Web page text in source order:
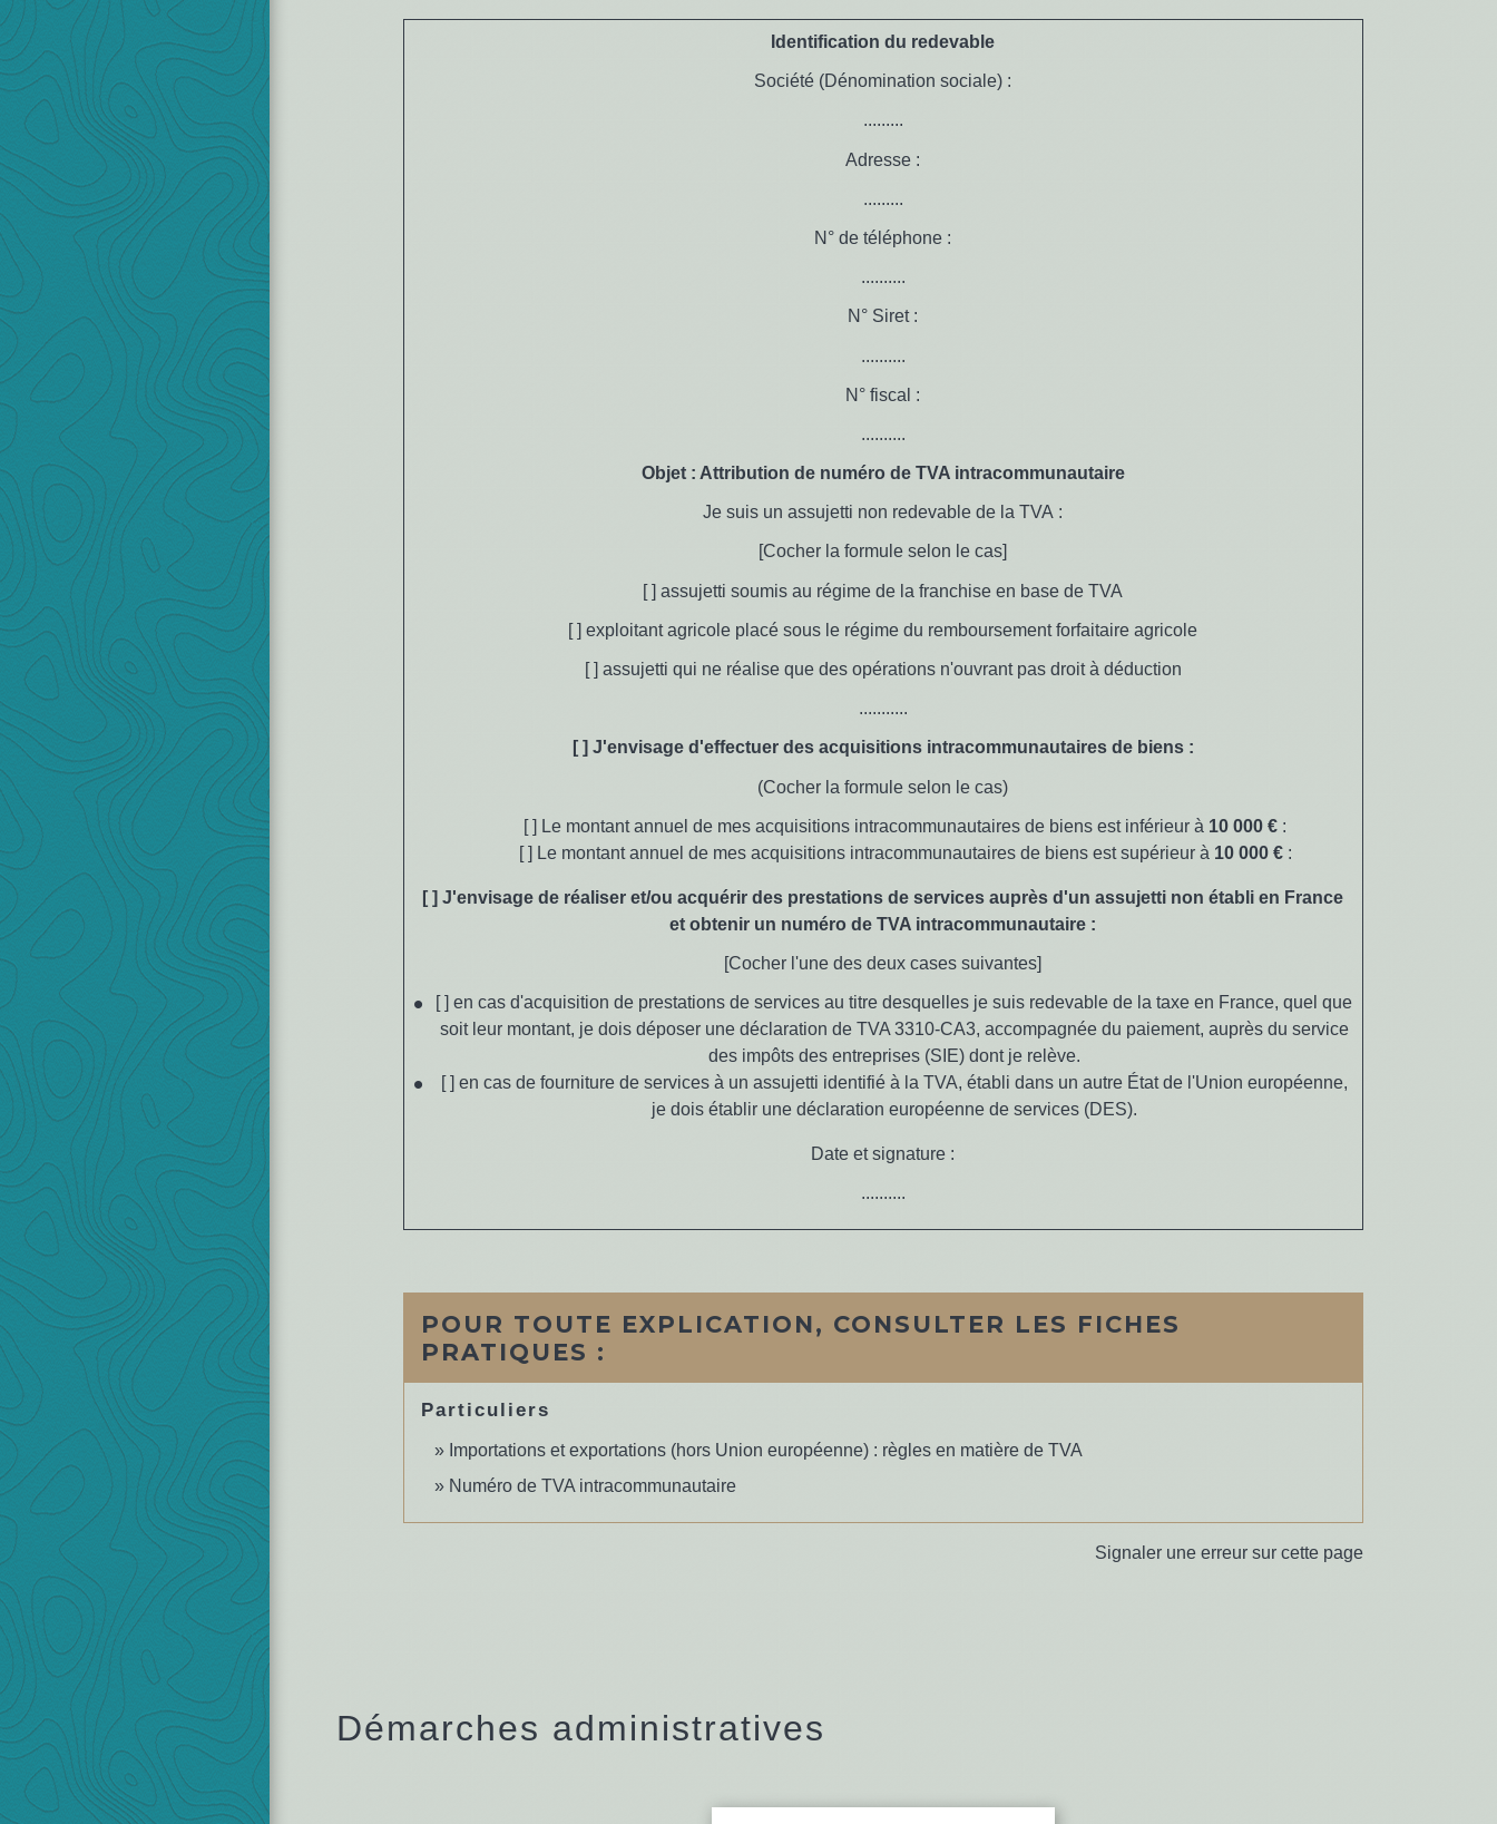
Identification du redevable
Société (Dénomination sociale) :
.........
Adresse :
.........
N° de téléphone :
..........
N° Siret :
..........
N° fiscal :
..........
Objet : Attribution de numéro de TVA intracommunautaire
Je suis un assujetti non redevable de la TVA :
[Cocher la formule selon le cas]
[ ] assujetti soumis au régime de la franchise en base de TVA
[ ] exploitant agricole placé sous le régime du remboursement forfaitaire agricole
[ ] assujetti qui ne réalise que des opérations n'ouvrant pas droit à déduction
...........
[ ] J'envisage d'effectuer des acquisitions intracommunautaires de biens :
(Cocher la formule selon le cas)
[ ] Le montant annuel de mes acquisitions intracommunautaires de biens est inférieur à 10 000 € :
[ ] Le montant annuel de mes acquisitions intracommunautaires de biens est supérieur à 10 000 €:
[ ] J'envisage de réaliser et/ou acquérir des prestations de services auprès d'un assujetti non établi en France
et obtenir un numéro de TVA intracommunautaire :
[Cocher l'une des deux cases suivantes]
[ ] en cas d'acquisition de prestations de services au titre desquelles je suis redevable de la taxe en France, quel que
soit leur montant, je dois déposer une déclaration de TVA 3310-CA3, accompagnée du paiement, auprès du service
des impôts des entreprises (SIE) dont je relève.
[ ] en cas de fourniture de services à un assujetti identifié à la TVA, établi dans un autre État de l'Union européenne,
je dois établir une déclaration européenne de services (DES).
Date et signature :
..........
POUR TOUTE EXPLICATION, CONSULTER LES FICHES
PRATIQUES :
Particuliers
Importations et exportations (hors Union européenne) : règles en matière de TVA
Numéro de TVA intracommunautaire
Signaler une erreur sur cette page
Démarches administratives